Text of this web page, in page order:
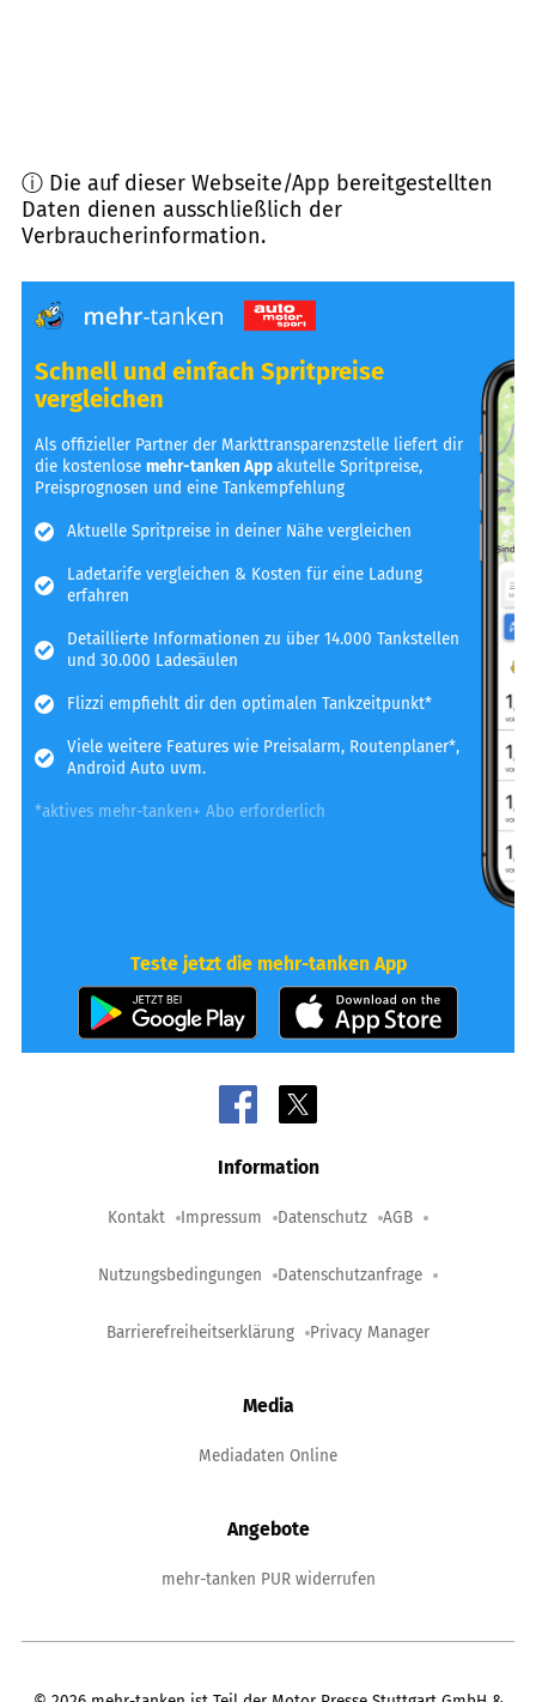
ⓘ Die auf dieser Webseite/App bereitgestellten
Daten dienen ausschließlich der
Verbraucherinformation.
Schnell und einfach Spritpreise
vergleichen
Als offizieller Partner der Markttransparenzstelle liefert dir
die kostenlosemehr-tanken Appakutelle Spritpreise,
Preisprognosen und eine Tankempfehlung
Aktuelle Spritpreise in deiner Nähe vergleichen
Ladetarife vergleichen & Kosten für eine Ladung
erfahren
Detaillierte Informationen zu über 14.000 Tankstellen
und 30.000 Ladesäulen
Flizzi empfiehlt dir den optimalen Tankzeitpunkt*
Viele weitere Features wie Preisalarm, Routenplaner*,
Android Auto uvm.
*aktives mehr-tanken+ Abo erforderlich
Teste jetzt die mehr-tanken App
Information
Kontakt Impressum Datenschutz AGB
Nutzungsbedingungen Datenschutzanfrage
Barrierefreiheitserklärung Privacy Manager
Media
Mediadaten Online
Angebote
mehr-tanken PUR widerrufen